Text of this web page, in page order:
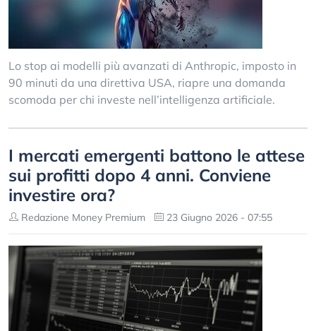
Lo stop ai modelli più avanzati di Anthropic, imposto in
90 minuti da una direttiva USA, riapre una domanda
scomoda per chi investe nell’intelligenza artificiale.
I mercati emergenti battono le attese
sui profitti dopo 4 anni. Conviene
investire ora?
Redazione Money Premium 23 Giugno 2026 - 07:55